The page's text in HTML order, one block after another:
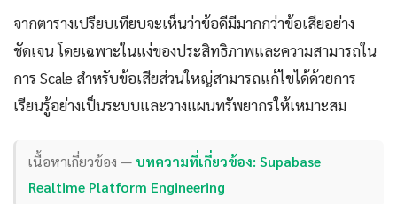
จากตารางเปรียบเทียบจะเห็นว่าข้อดีมีมากกว่าข้อเสียอย่าง
ชัดเจน โดยเฉพาะในแง่ของประสิทธิภาพและความสามารถใน
การ Scale สำหรับข้อเสียส่วนใหญ่สามารถแก้ไขได้ด้วยการ
เรียนรู้อย่างเป็นระบบและวางแผนทรัพยากรให้เหมาะสม
เนื้อหาเกี่ยวข้อง — บทความที่เกี่ยวข้อง: Supabase
Realtime Platform Engineering